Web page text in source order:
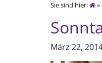
Sie sind hier: »
März 22,